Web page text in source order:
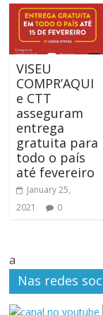
VISEU
COMPR’AQUI
e CTT
asseguram
entrega
gratuita para
todo o país
até fevereiro
January 25,
2021
0
a
Nas redes